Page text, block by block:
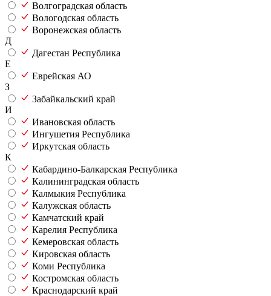
Волгоградская область
Вологодская область
Воронежская область
Д
Дагестан Республика
Е
Еврейская АО
З
Забайкальский край
И
Ивановская область
Ингушетия Республика
Иркутская область
К
Кабардино-Балкарская Республика
Калининградская область
Калмыкия Республика
Калужская область
Камчатский край
Карелия Республика
Кемеровская область
Кировская область
Коми Республика
Костромская область
Краснодарский край